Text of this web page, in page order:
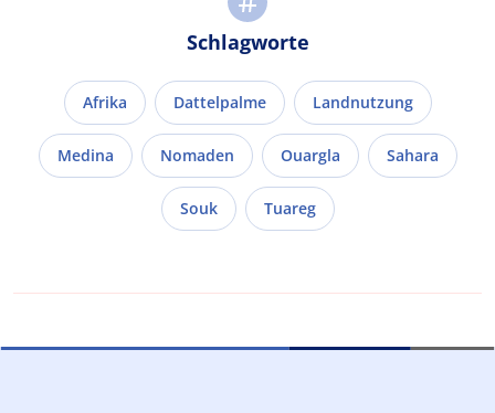
Schlagworte
Afrika Dattelpalme Landnutzung
Medina Nomaden Ouargla Sahara
Souk Tuareg